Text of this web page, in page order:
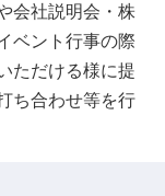
会社説明会・株
ベント行事の際
ただける様に提
ち合わせ等を行